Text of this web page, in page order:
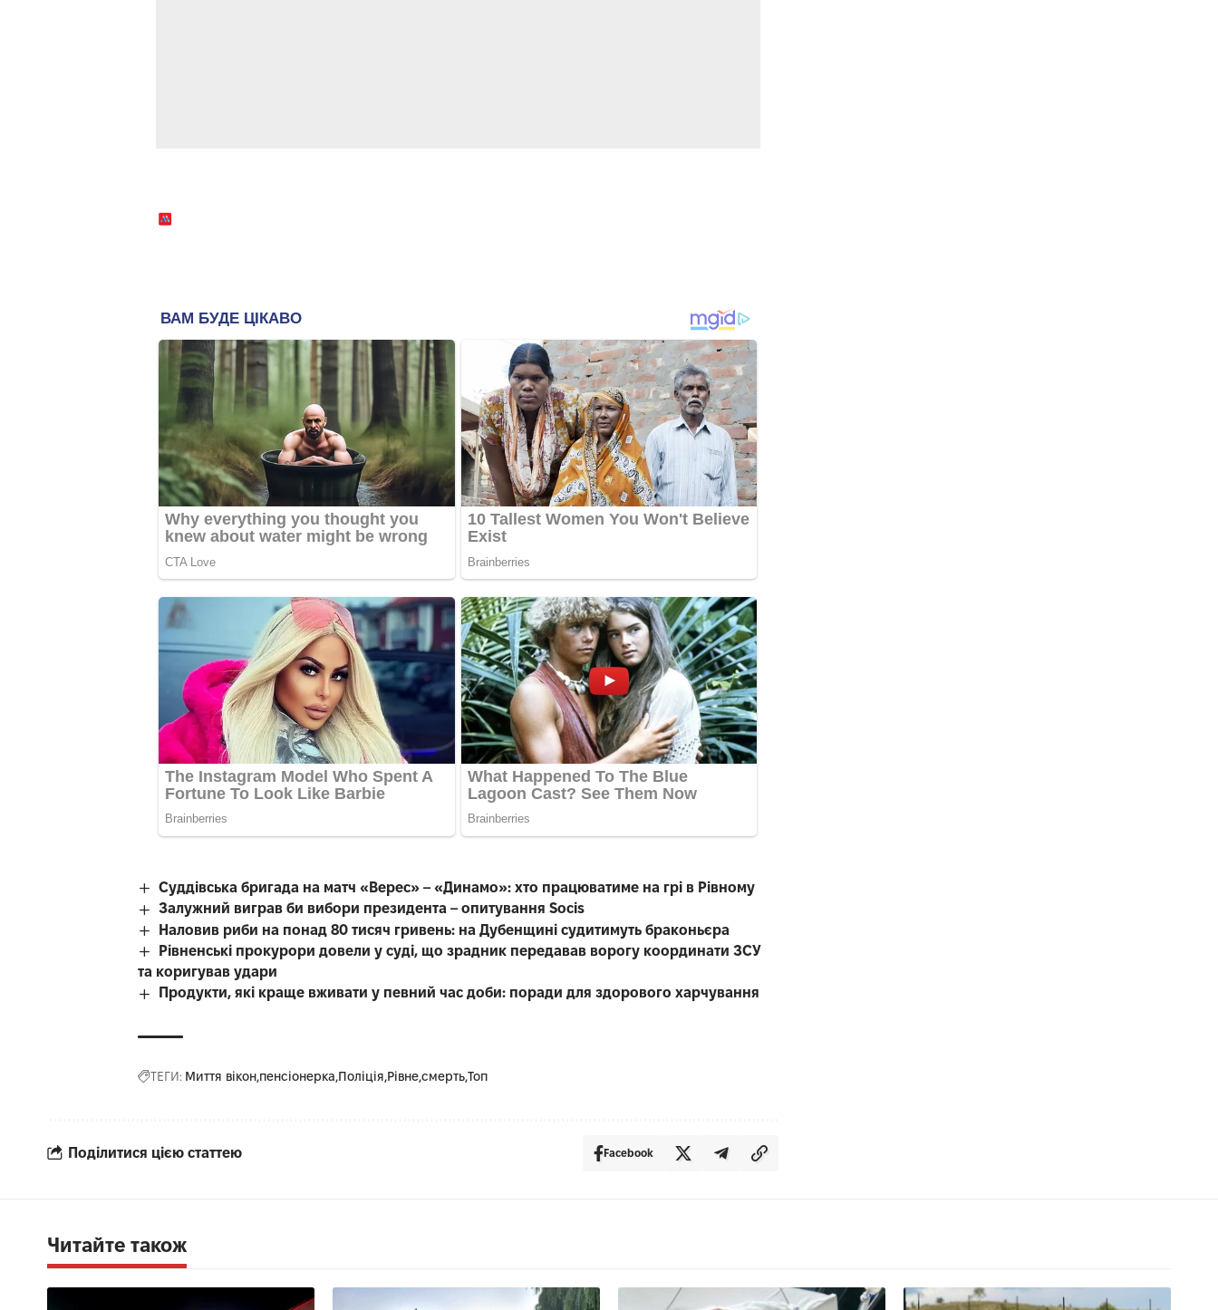
Суддівська бригада на матч «Верес» – «Динамо»: хто працюватиме на грі в Рівному
Залужний виграв би вибори президента – опитування Socis
Наловив риби на понад 80 тисяч гривень: на Дубенщині судитимуть браконьєра
Рівненські прокурори довели у суді, що зрадник передавав ворогу координати ЗСУ
та коригував удари
Продукти, які краще вживати у певний час доби: поради для здорового харчування
ТЕГИ: Миття вікон пенсіонерка Поліція РівнесмертьТоп
Поділитися цією статтею Facebook
Читайте також